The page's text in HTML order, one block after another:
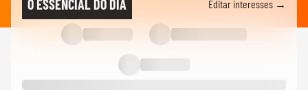
O ESSENCIAL DO DIA Editar interesses →